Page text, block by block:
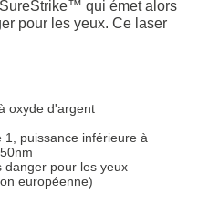
qui émet alors
pour les yeux. Ce laser
oxyde d'argent
1, puissance inférieure à
danger pour les yeux
européenne)